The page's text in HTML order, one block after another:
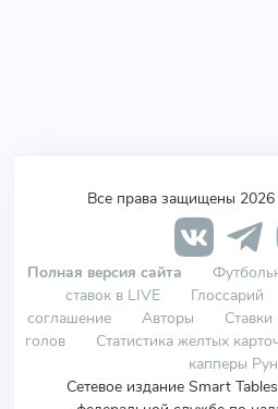
Все права защищены
Полная версия сайта
ставок в LIVE
Глоссарий
соглашение
Авторы
голов
Статистика желтых
капперы
Сетевое издание Smart